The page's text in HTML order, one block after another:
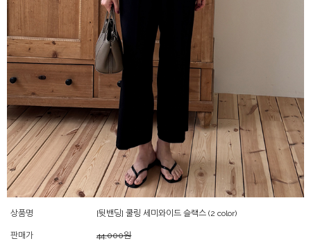
상품명 [뒷밴딩] 쿨링 세미와이드 슬랙스 (2 color)
판매가 44,000원